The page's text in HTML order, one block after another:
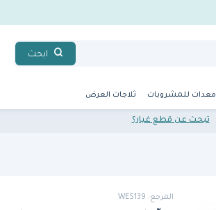
ابحث
معدات للمشروبات ثلاجات العرض
تبحث عن قطع غيار؟
المرجع: WES139